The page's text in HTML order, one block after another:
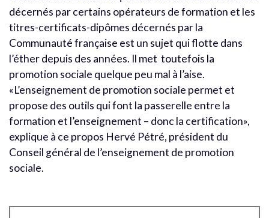
décernés par certains opérateurs de formation et les
titres-certificats-dipômes décernés par la
Communauté française est un sujet qui flotte dans
l’éther depuis des années. Il met toutefois la
promotion sociale quelque peu mal à l’aise.
«L’enseignement de promotion sociale permet et
propose des outils qui font la passerelle entre la
formation et l’enseignement – donc la certification»,
explique à ce propos Hervé Pétré, président du
Conseil général de l’enseignement de promotion
sociale.